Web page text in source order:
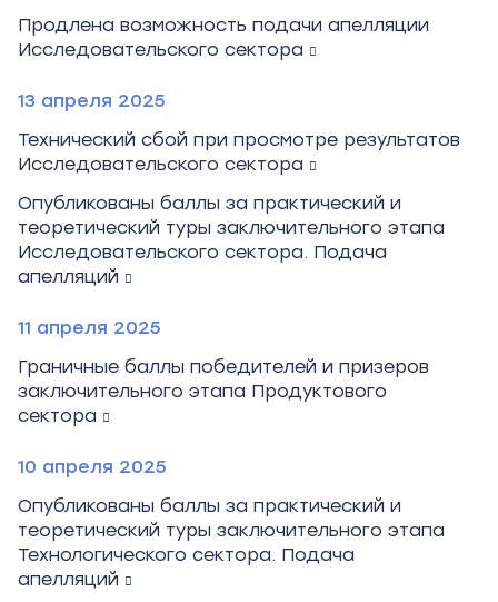
Продлена возможность подачи апелляции
Исследовательского сектора
13 апреля 2025
Технический сбой при просмотре результатов
Исследовательского сектора
Опубликованы баллы за практический и
теоретический туры заключительного этапа
Исследовательского сектора. Подача
апелляций
11 апреля 2025
Граничные баллы победителей и призеров
заключительного этапа Продуктового
сектора
10 апреля 2025
Опубликованы баллы за практический и
теоретический туры заключительного этапа
Технологического сектора. Подача
апелляций